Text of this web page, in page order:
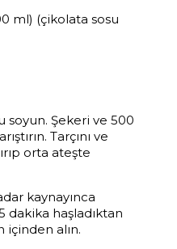
ml) (çikolata sosu
soyun. Şekeri ve 500
Tarçını ve
orta ateşte
kaynayınca
dakika haşladıktan
içinden alın.